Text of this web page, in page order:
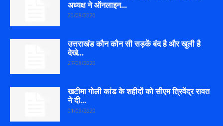
अध्यक्ष ने ऑनलाइन...
20/08/2020
उत्तराखंड कौन कौन सी सड़कें बंद है और खुली है
देखे...
27/08/2020
खटीमा गोली कांड के शहीदों को सीएम त्रिवेंद्र रावत
ने दी...
01/09/2020